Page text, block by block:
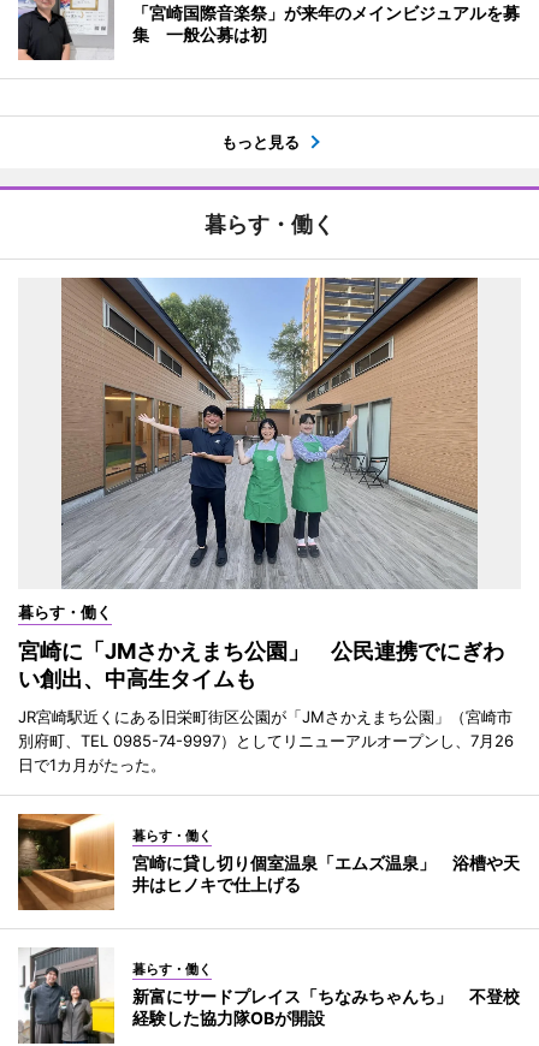
「宮崎国際音楽祭」が来年のメインビジュアルを募
集 一般公募は初
もっと見る
暮らす・働く
暮らす・働く
宮崎に「JMさかえまち公園」 公民連携でにぎわ
い創出、中高生タイムも
JR宮崎駅近くにある旧栄町街区公園が「JMさかえまち公園」（宮崎市
別府町、TEL 0985-74-9997）としてリニューアルオープンし、7月26
日で1カ月がたった。
暮らす・働く
宮崎に貸し切り個室温泉「エムズ温泉」 浴槽や天
井はヒノキで仕上げる
暮らす・働く
新富にサードプレイス「ちなみちゃんち」 不登校
経験した協力隊OBが開設